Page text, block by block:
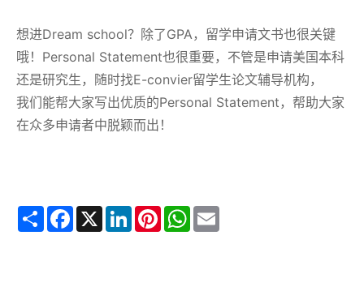
想进Dream school？除了GPA，留学申请文书也很关键
哦！Personal Statement也很重要，不管是申请美国本科
还是研究生，随时找E-convier留学生论文辅导机构，
我们能帮大家写出优质的Personal Statement，帮助大家
在众多申请者中脱颖而出！
Share Facebook
X LinkedInPinterestWhatsApp